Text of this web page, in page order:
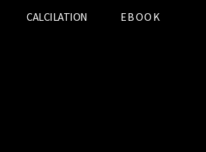
CALCILATION EBOOK